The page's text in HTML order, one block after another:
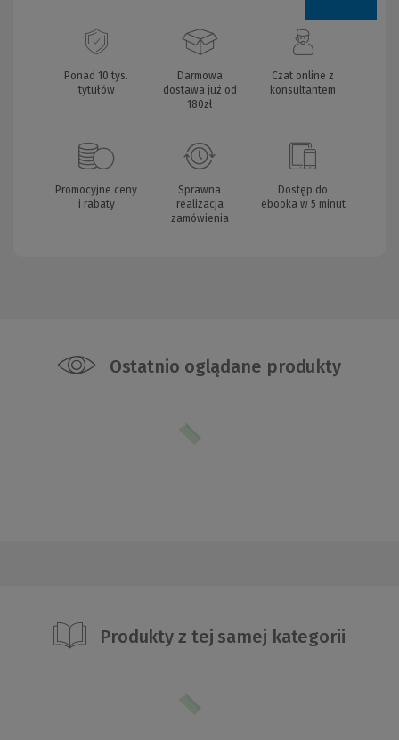
Ponad 10 tys.
tytułów
Darmowa
dostawa już od
180zł
Czat online z
konsultantem
Promocyjne ceny
i rabaty
Sprawna
realizacja
zamówienia
Dostęp do
ebooka w 5 minut
Ostatnio oglądane produkty
Produkty z tej samej kategorii